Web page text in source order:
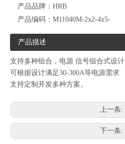
产品品牌： HRB
产品编码： M11040M-2x2-4x5-
产品描述
支持多种组合，电源 信号组合式设计
可根据设计满足30-300A等电源需求
支持定制开发多种方案。
上一条:
下一条: